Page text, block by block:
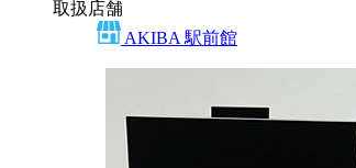
取扱店舗
AKIBA 駅前館